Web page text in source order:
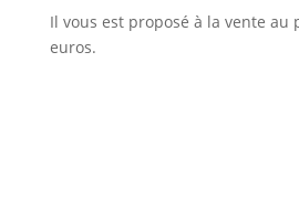
Il vous est proposé à la vente au
euros.